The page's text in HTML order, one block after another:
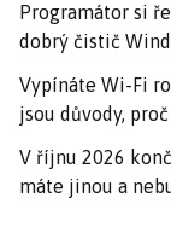
Programátor si
dobrý čistič
Vypínáte Wi-Fi
jsou důvody,
V říjnu 2026
máte jinou a